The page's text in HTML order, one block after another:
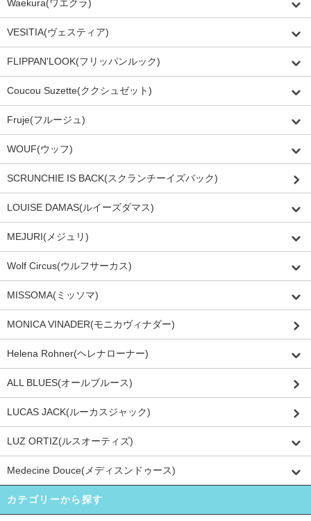
Waekura(ワエクラ)
VESITIA(ヴェスティア)
FLIPPAN'LOOK(フリッパンルック)
Coucou Suzette(ククシュゼット)
Fruje(フルージュ)
WOUF(ウッフ)
SCRUNCHIE IS BACK(スクランチーイズバック)
LOUISE DAMAS(ルイーズダマス)
MEJURI(メジュリ)
Wolf Circus(ウルフサーカス)
MISSOMA(ミッソマ)
MONICA VINADER(モニカヴィナダー)
Helena Rohner(ヘレナローナー)
ALL BLUES(オールブルース)
LUCAS JACK(ルーカスジャック)
LUZ ORTIZ(ルスオーティズ)
Medecine Douce(メディスンドゥース)
カテゴリーから探す